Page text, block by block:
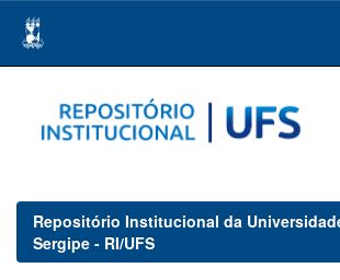
navigation
Repositório Institucional da
Sergipe - RI/UFS